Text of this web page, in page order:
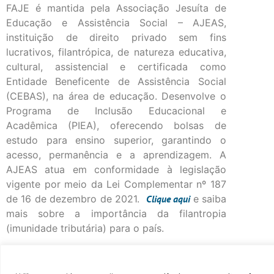
FAJE é mantida pela Associação Jesuíta de
Educação e Assistência Social – AJEAS,
instituição de direito privado sem fins
lucrativos, filantrópica, de natureza educativa,
cultural, assistencial e certificada como
Entidade Beneficente de Assistência Social
(CEBAS), na área de educação. Desenvolve o
Programa de Inclusão Educacional e
Acadêmica (PIEA), oferecendo bolsas de
estudo para ensino superior, garantindo o
acesso, permanência e a aprendizagem. A
AJEAS atua em conformidade à legislação
vigente por meio da Lei Complementar nº 187
de 16 de dezembro de 2021. Cliqueaqui e saiba
mais sobre a importância da filantropia
(imunidade tributária) para o país.